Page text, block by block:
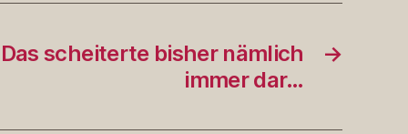
→
scheiterte bisher nämlich
immer dar…